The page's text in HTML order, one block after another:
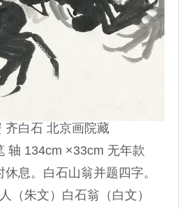
白石 北京画院藏
134cm ×33cm 无年款
。白石山翁并题四字。
朱文）白石翁（白文）